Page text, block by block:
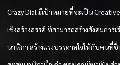
Crazy Dial มีเป้าหมายที่จะเป็น
เชิงสร้างสรรค์ ที่สามารถสร้างสังคมการ
นาฬิกา สร้างแรงบรรดาลใจให้กับคนที่